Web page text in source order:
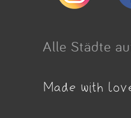
Alle Städte
Made with